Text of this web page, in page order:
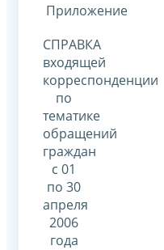
Приложение
СПРАВКА
входящей
корреспонденции
по
тематике
обращений
граждан
с 01
по 30
апреля
2006
года